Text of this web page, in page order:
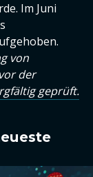
Im Juni
von
der
geprüft.